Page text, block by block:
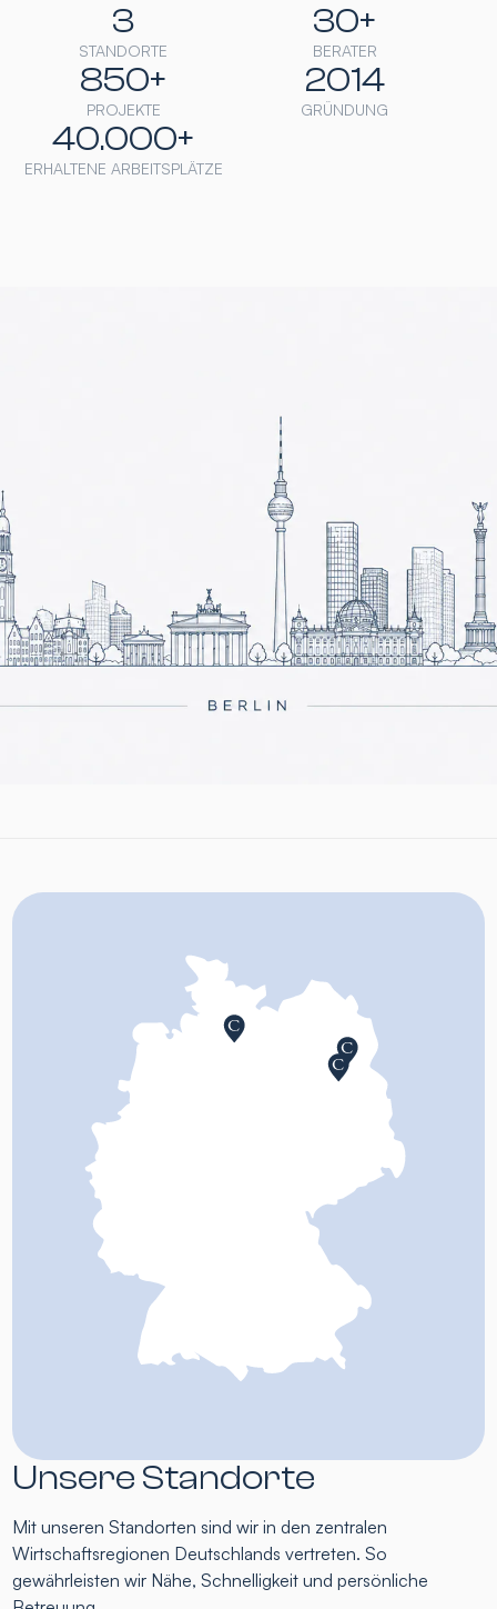
STANDORTE
3
BERATER
30+
PROJEKTE
850+
GRÜNDUNG
2014
ERHALTENE ARBEITSPLÄTZE
40.000+
Unsere Standorte
Mit unseren Standorten sind wir in den zentralen
Wirtschaftsregionen Deutschlands vertreten. So
gewährleisten wir Nähe, Schnelligkeit und persönliche